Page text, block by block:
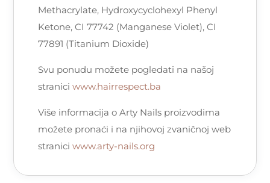
Methacrylate, Hydroxycyclohexyl Phenyl
Ketone, CI 77742 (Manganese Violet), CI
77891 (Titanium Dioxide)
Svu ponudu možete pogledati na našoj
straniciwww.hairrespect.ba
Više informacija o Arty Nails proizvodima
možete pronaći i na njihovoj zvaničnoj web
straniciwww.arty-nails.org